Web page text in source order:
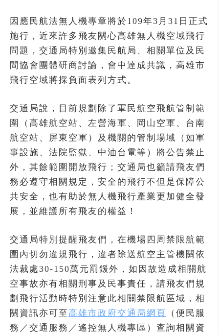
因應民航法無人機專章將於109年3月31日正式
施行，近來許多飛友關心高雄無人機空域飛行
問題，交通局特別邀集民航局、相關單位及民
間協會團體研商討論，會中達成共識，高雄市
飛行空域將採負面表列方式。
交通局說，目前規劃除了軍民航空飛航管制範
圍（高雄航空站、左營海軍、岡山空軍、台南
航空站、屏東空軍）及機關的管制場域（如軍
事設施、法院監獄、中油台電等）將公告禁止
外，其餘範圍開放飛行；交通局也籲請飛友們
務必遵守相關規定，安全的飛行不但是保障公
共安全，也有助於無人機飛行產業更加健全發
展，並維護所有飛友的權益！
交通局特別提醒飛友們，在機場四周禁限航範
圍內切勿違規飛行，違者除送航空主管機關依
法裁處30-150萬元罰鍰外，如因故造成相關航
空事故亦有相關刑事及民事責任，請飛友們規
劃飛行活動時特別注意此相關禁限航區域，相
關資訊亦可至 高雄市政府交通局網頁
（便民服
務／交通服務／遙控無人機專區）查詢相關資